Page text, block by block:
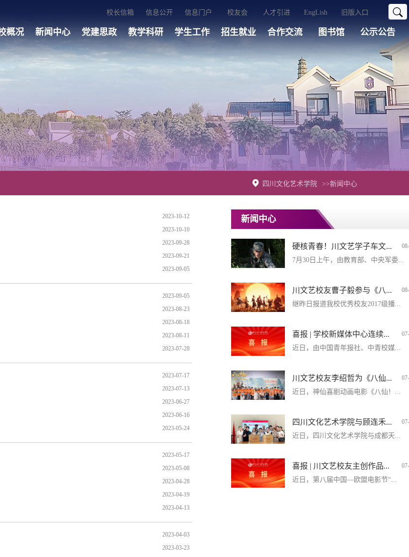
四川文化艺术学院 >>新闻中心
2023-10-12
2023-10-10
2023-09-28
2023-09-21
2023-09-05
2023-09-05
2023-08-23
2023-08-18
2023-08-11
2023-07-28
2023-07-17
2023-07-13
2023-06-27
2023-06-16
2023-05-24
2023-05-17
2023-05-08
2023-04-28
2023-04-19
2023-04-13
2023-04-03
2023-03-23
新闻中心
硬核青春！川文艺学子车文...
7月30日上午，由教育部、中央军委...
川文艺校友曹子毅参与《八...
继昨日报道我校优秀校友2017级播...
喜报 | 学校新媒体中心连续...
近日，由中国青年报社、中青校媒...
川文艺校友李绍哲为《八仙...
近日，神仙喜剧动画电影《八仙！...
四川文化艺术学院与顾连禾...
近日，四川文化艺术学院与成都天...
喜报 | 川文艺校友主创作品...
近日，第八届中国—欧盟电影节“...
概况 新闻中心 党建思政 教学科研 学生工作 招生就业 合作交流 图书馆 公示公告
校长信箱 信息公开 信息门户 校友会 人才引进 EngLish 旧版入口